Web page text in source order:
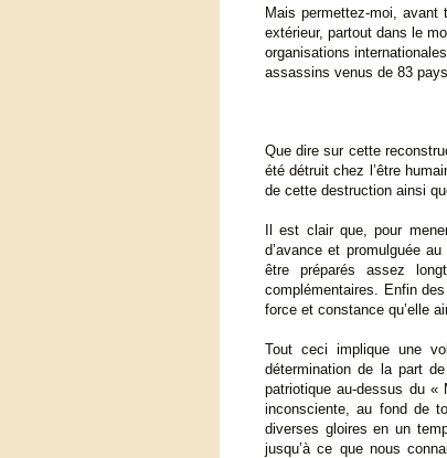
Mais permettez-moi,
extérieur, partout dans le
organisations
assassins venus de 83
Que dire sur cette
été détruit chez l’être
de cette destruction ainsi
Il est clair que, pour
d’avance et promulguée
être préparés assez
complémentaires. Enfin
force et constance qu’elle
Tout ceci implique une
détermination de la part
patriotique au-dessus du «
inconsciente, au fond de
diverses gloires en un
jusqu’à ce que nous